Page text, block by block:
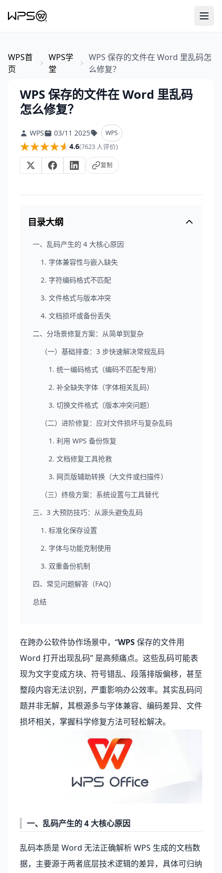
WPS首
页
WPS学
堂
WPS 保存的文件在 Word 里乱码怎
么修复？
WPS 保存的文件在 Word 里乱码
怎么修复？
WPS 03/11 2025 WPS
★★★★★
★★★★★4.6(7623 人评价)
复制
目录大纲
一、乱码产生的 4 大核心原因
1. 字体兼容性与嵌入缺失
2. 字符编码格式不匹配
3. 文件格式与版本冲突
4. 文档损坏或备份丢失
二、分场景修复方案：从简单到复杂
（一）基础排查：3 步快速解决常规乱码
1. 统一编码格式（编码不匹配专用）
2. 补全缺失字体（字体相关乱码）
3. 切换文件格式（版本冲突问题）
（二）进阶修复：应对文件损坏与复杂乱码
1. 利用 WPS 备份恢复
2. 文档修复工具抢救
3. 网页版辅助转换（大文件或扫描件）
（三）终极方案：系统设置与工具替代
三、3 大预防技巧：从源头避免乱码
1. 标准化保存设置
2. 字体与功能克制使用
3. 双重备份机制
四、常见问题解答（FAQ）
总结
在跨办公软件协作场景中，“WPS保存的文件用
Word 打开出现乱码” 是高频痛点。这些乱码可能表
现为文字变成方块、符号错乱、段落排版偏移，甚至
整段内容无法识别，严重影响办公效率。其实乱码问
题并非无解，其根源多与字体兼容、编码差异、文件
损坏相关，掌握科学修复方法可轻松解决。
一、乱码产生的 4 大核心原因
乱码本质是 Word 无法正确解析 WPS 生成的文档数
据，主要源于两者底层技术逻辑的差异，具体可归纳